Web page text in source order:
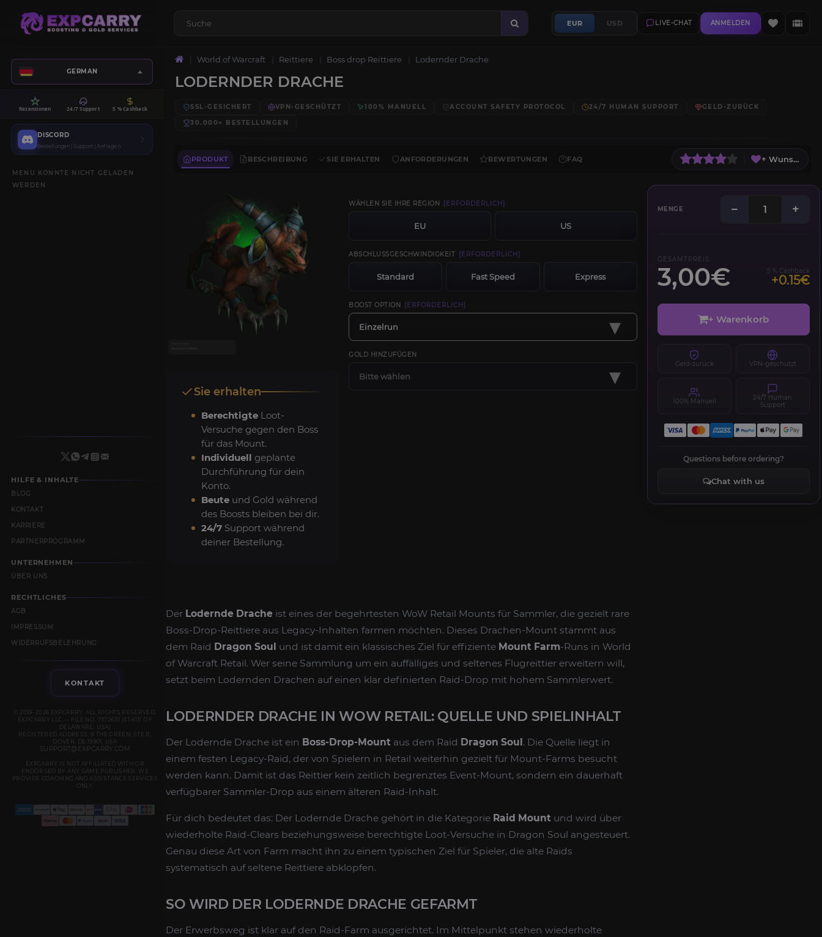
EUR USD LIVE-CHAT ANMELDEN
GERMAN
Rezensionen 24/7 Support 5 % Cashback
DISCORD
Bestellungen | Support | Anfragen
MENU KONNTE NICHT GELADEN
WERDEN
HILFE & INHALTE
BLOG
KONTAKT
KARRIERE
PARTNERPROGRAMM
UNTERNEHMEN
ÜBER UNS
RECHTLICHES
AGB
IMPRESSUM
WIDERRUFSBELEHRUNG
KONTAKT
© 2019–2026 EXPCARRY. ALL RIGHTS RESERVED.
EXPCARRY LLC — FILE NO. 7372610 (STATE OF
DELAWARE, USA)
REGISTERED ADDRESS: 8 THE GREEN, STE B,
DOVER, DE 19901, USA
SUPPORT@EXPCARRY.COM
EXPCARRY IS NOT AFFILIATED WITH OR
ENDORSED BY ANY GAME PUBLISHER. WE
PROVIDE COACHING AND ASSISTANCE SERVICES
ONLY.
World of Warcraft Reittiere Boss drop Reittiere Lodernder Drache
LODERNDER DRACHE
SSL-GESICHERT VPN-GESCHÜTZT 100% MANUELL ACCOUNT SAFETY PROTOCOL 24/7 HUMAN SUPPORT
GELD-ZURÜCK
30.000+
BESTELLUNGEN
PRODUKT BESCHREIBUNG SIE ERHALTEN ANFORDERUNGEN BEWERTUNGEN FAQ + Wunschliste
WÄHLEN SIE IHRE REGION [ERFORDERLICH]
EU US
ABSCHLUSSGESCHWINDIGKEIT [ERFORDERLICH]
Standard Fast Speed Express
BOOST OPTION [ERFORDERLICH]
Einzelrun ▾
GOLD HINZUFÜGEN
Bitte wählen ▾
MENGE − +
GESAMTPREIS
3,00€ 5 % Cashback
+0.15€
+ Warenkorb
Geld-zurück VPN-geschützt
100% Manuell
24/7 Human
Support
Questions before ordering?
Chat with us
Sie erhalten
Berechtigte Loot-
Versuche gegen den Boss
für das Mount.
Individuell geplante
Durchführung für dein
Konto.
Beute und Gold während
des Boosts bleiben bei dir.
24/7 Support während
deiner Bestellung.
Der Lodernde Drache ist eines der begehrtesten WoW Retail Mounts für Sammler, die gezielt rare
Boss-Drop-Reittiere aus Legacy-Inhalten farmen möchten. Dieses Drachen-Mount stammt aus
dem Raid Dragon Soul und ist damit ein klassisches Ziel für effiziente Mount Farm-Runs in World
of Warcraft Retail. Wer seine Sammlung um ein auffälliges und seltenes Flugreittier erweitern will,
setzt beim Lodernden Drachen auf einen klar definierten Raid-Drop mit hohem Sammlerwert.
LODERNDER DRACHE IN WOW RETAIL: QUELLE UND SPIELINHALT
Der Lodernde Drache ist ein Boss-Drop-Mount aus dem Raid Dragon Soul. Die Quelle liegt in
einem festen Legacy-Raid, der von Spielern in Retail weiterhin gezielt für Mount-Farms besucht
werden kann. Damit ist das Reittier kein zeitlich begrenztes Event-Mount, sondern ein dauerhaft
verfügbarer Sammler-Drop aus einem älteren Raid-Inhalt.
Für dich bedeutet das: Der Lodernde Drache gehört in die Kategorie Raid Mount und wird über
wiederholte Raid-Clears beziehungsweise berechtigte Loot-Versuche in Dragon Soul angesteuert.
Genau diese Art von Farm macht ihn zu einem typischen Ziel für Spieler, die alte Raids
systematisch auf seltene Reittiere abklopfen.
SO WIRD DER LODERNDE DRACHE GEFARMT
Der Erwerbsweg ist klar auf den Raid-Farm ausgerichtet. Im Mittelpunkt stehen wiederholte